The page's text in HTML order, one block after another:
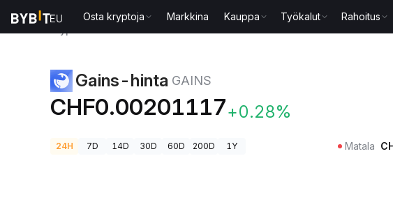
Osta kryptoja Markkina Kauppa Työkalut Rahoitus
Gains-hinta GAINS
CHF0.00201117+0.28%
24H 7D 14D 30D 60D 200D 1Y Matala